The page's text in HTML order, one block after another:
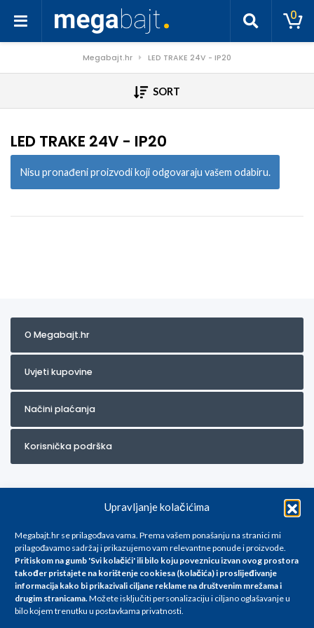
Upravljanje kolačićima
Megabajt.hr se prilagođava vama. Prema vašem ponašanju na stranici mi
prilagođavamo sadržaj i prikazujemo vam relevantne ponude i proizvode.
Pritiskom na gumb 'Svi kolačići' ili bilo koju poveznicu izvan ovog prostora
također pristajete na korištenje cookiesa (kolačića) i proslijeđivanje
informacija kako bi prikazivali ciljane reklame na društvenim mrežama i
drugim stranicama.Možete isključiti personalizaciju i ciljano oglašavanje u
bilo kojem trenutku u postavkama privatnosti.
0
Megabajt.hr LED TRAKE 24V - IP20
SORT
LED TRAKE 24V - IP20
Nisu pronađeni proizvodi koji odgovaraju vašem odabiru.
O Megabajt.hr
Uvjeti kupovine
Načini plaćanja
Korisnička podrška
Za artikle kojih trenutno nema u ponudi obratite nam se na
info@megabajt.hr. Sve cijene su informativnog karaktera i podložne su
promjenama, a
iskazane su za avansno plaćanje(gotovina) u Eurima i uključuju PDV. Sve